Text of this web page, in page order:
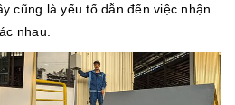
cũng là yếu tố dẫn đến việc nhận
nhau.